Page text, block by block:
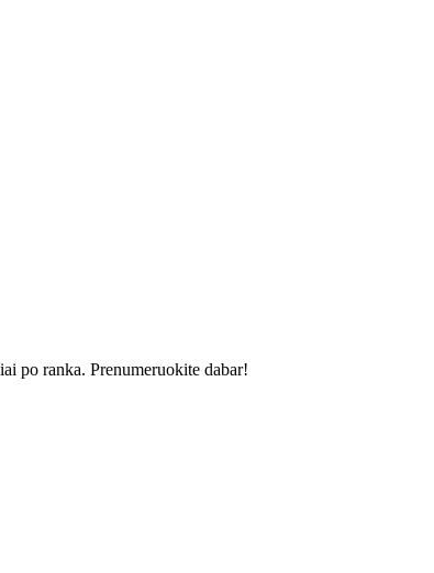
po ranka. Prenumeruokite dabar!